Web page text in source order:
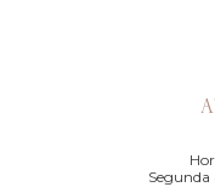
Segunda